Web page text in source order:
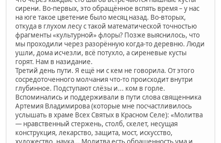
сирени. Во-первых, это обращённое вспять время – у нас
на юге такое цветение было месяц назад. Во-вторых,
откуда в глухом лесу с такой математической точностью
фрагменты «культурной» флоры? Позже выяснилось, что
мы проходили через разорённую когда-то деревню. Люди
ушли, дома исчезли, всё потухло, а сиреневые кусты
горят. Нам в назидание.
Третий день пути. Я ещё ни с кем не говорила. От этого
сосредоточенного молчания что-то происходит внутри
глубинное. Подступают слёзы и... ком в горле.
Вспоминались и поддерживали в пути слова священника
Артемия Владимирова (которые мне посчастливилось
услышать в храме Всех Святых в Красном Селе): «Молитва
— нравственный стержень, столб, скелет, несущая
конструкция, лекарство, защита, мост, искусство,